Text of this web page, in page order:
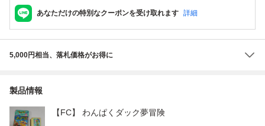
あなただけの特別なクーポンを受け取れます 詳細
5,000円相当、落札価格がお得に
製品情報
【FC】 わんぱくダック夢冒険